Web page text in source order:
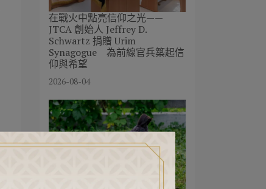
在戰火中點亮信仰之光——
JTCA 創始人 Jeffrey D.
Schwartz 捐贈 Urim
Synagogue 為前線官兵築起信
仰與希望
2026-08-04